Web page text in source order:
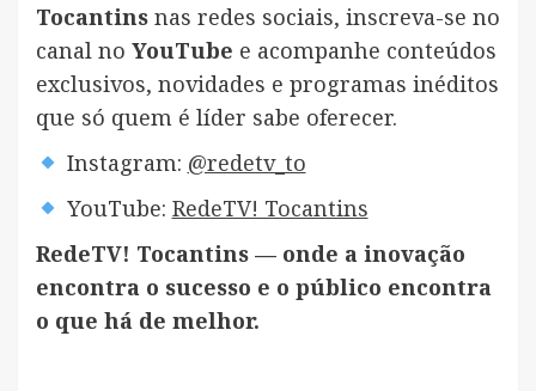
Tocantins nas redes sociais, inscreva-se no
canal no YouTube e acompanhe conteúdos
exclusivos, novidades e programas inéditos
que só quem é líder sabe oferecer.
Instagram: @redetv_to
YouTube: RedeTV! Tocantins
RedeTV! Tocantins — onde a inovação
encontra o sucesso e o público encontra
o que há de melhor.